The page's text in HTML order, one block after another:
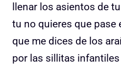
llenar los asientos de
tu no quieres que pase
que me dices de los
por las sillitas